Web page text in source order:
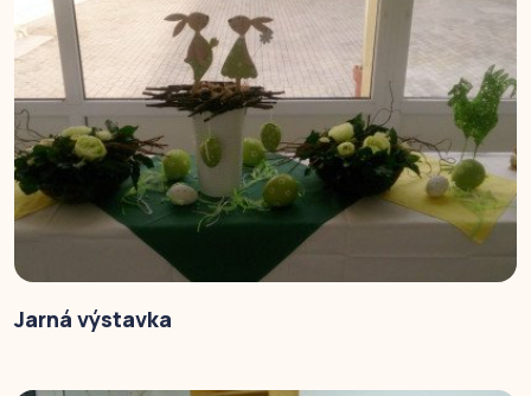
Jarná výstavka